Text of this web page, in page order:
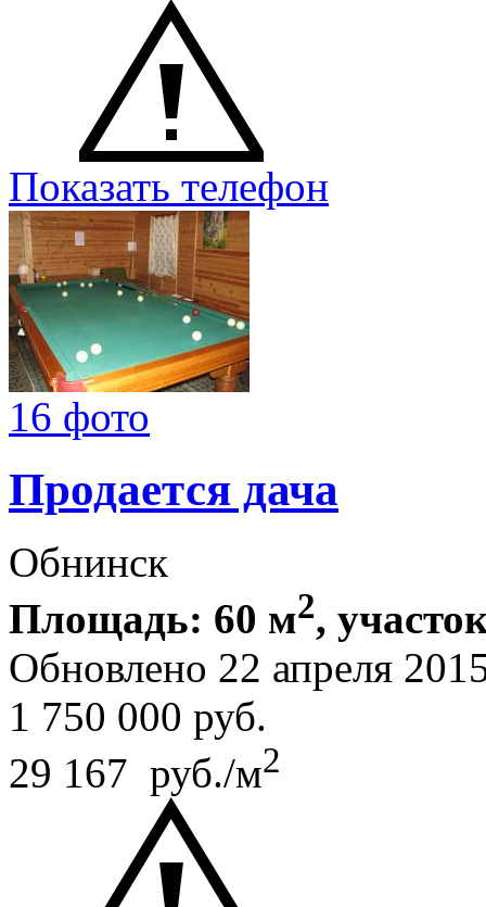
Показать телефон
16 фото
Продается дача
Обнинск
Площадь: 60 м2,
Обновлено 22 апреля
1 750 000 руб.
29 167 руб./м2